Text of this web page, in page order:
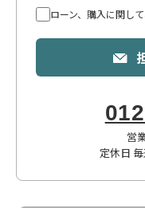
ローン、購入に関し
営
定休日